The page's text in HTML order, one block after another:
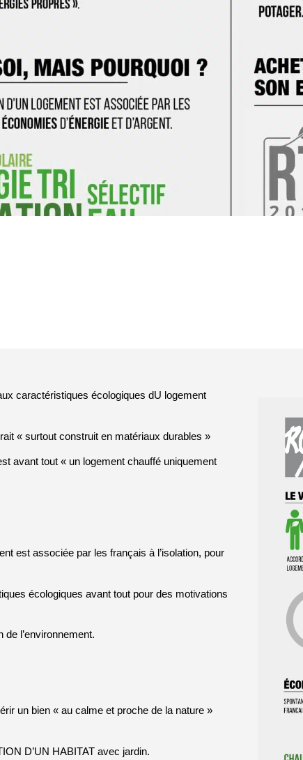
caractéristiques écologiques dU logement
« surtout construit en matériaux durables »
avant tout « un logement chauffé uniquement
est associée par les français à l’isolation, pour
écologiques avant tout pour des motivations
l’environnement.
un bien « au calme et proche de la nature »
D’UN HABITAT avec jardin.